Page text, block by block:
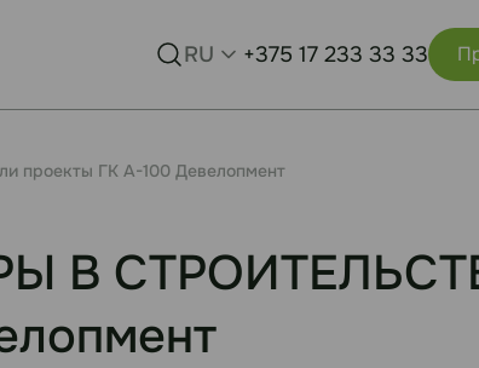
RU +375 17 233 33 33
проекты ГК А-100 Девелопмент
В